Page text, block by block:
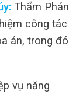
Thẩm Phán
công tác
án, trong đó
vụ năng